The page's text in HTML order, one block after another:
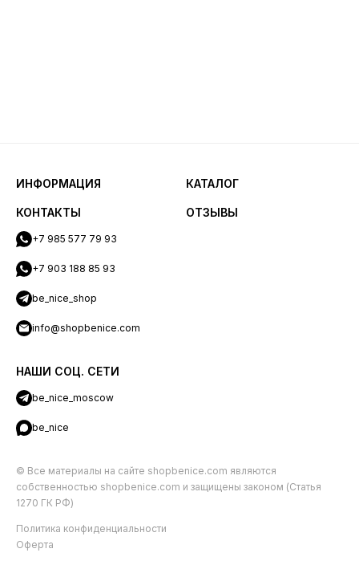
ИНФОРМАЦИЯ КАТАЛОГ
КОНТАКТЫ
+7 985 577 79 93
+7 903 188 85 93
be_nice_shop
info@shopbenice.com
НАШИ СОЦ. СЕТИ
be_nice_moscow
be_nice
ОТЗЫВЫ
© Все материалы на сайте shopbenice.com являются
собственностью shopbenice.com и защищены законом (Статья
1270 ГК РФ)
Политика конфиденциальности
Оферта